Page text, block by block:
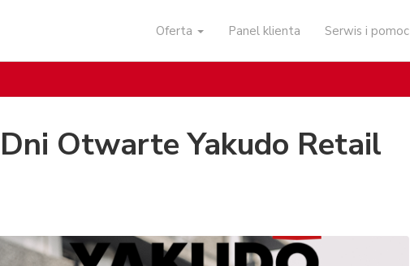
Oferta Panel klienta Serwis i pomoc
Otwarte Yakudo Retail